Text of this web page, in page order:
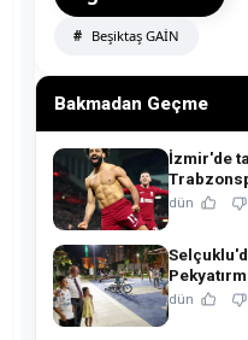
Beşiktaş GAİN
Bakmadan Geçme
İzmir'de
dün
dün